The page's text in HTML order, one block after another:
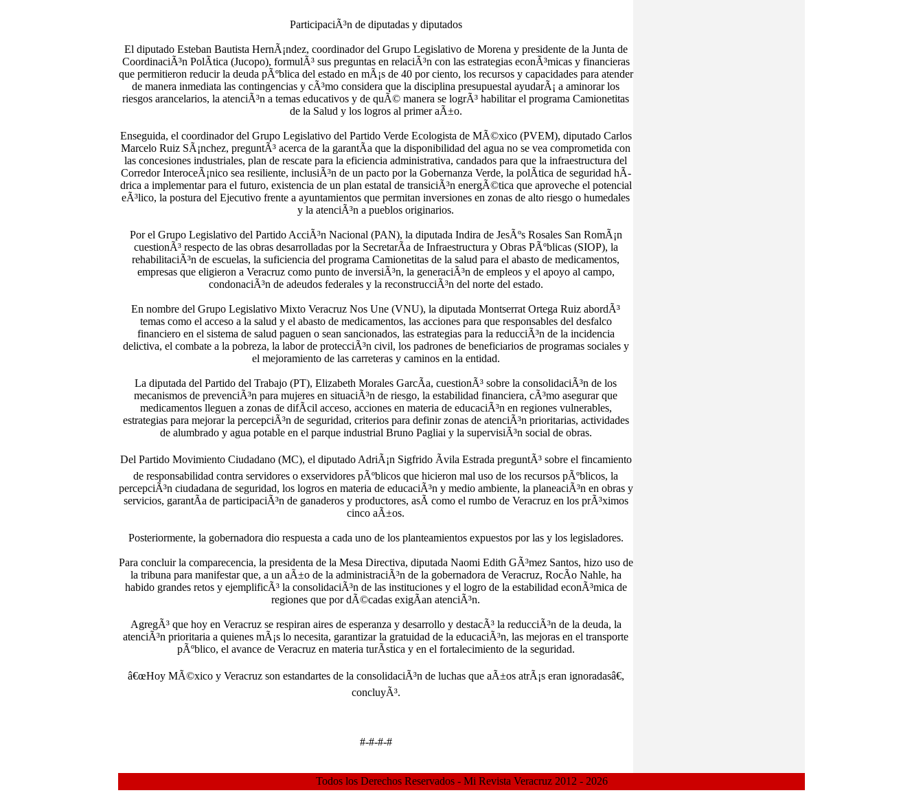
ParticipaciÃ³n de diputadas y diputados
El diputado Esteban Bautista HernÃ¡ndez, coordinador del Grupo Legislativo de Morena y presidente de la Junta de
CoordinaciÃ³n PolÃ­tica (Jucopo), formulÃ³ sus preguntas en relaciÃ³n con las estrategias econÃ³micas y financieras
que permitieron reducir la deuda pÃºblica del estado en mÃ¡s de 40 por ciento, los recursos y capacidades para atender
de manera inmediata las contingencias y cÃ³mo considera que la disciplina presupuestal ayudarÃ¡ a aminorar los
riesgos arancelarios, la atenciÃ³n a temas educativos y de quÃ© manera se logrÃ³ habilitar el programa Camionetitas
de la Salud y los logros al primer aÃ±o.
Enseguida, el coordinador del Grupo Legislativo del Partido Verde Ecologista de MÃ©xico (PVEM), diputado Carlos
Marcelo Ruiz SÃ¡nchez, preguntÃ³ acerca de la garantÃ­a que la disponibilidad del agua no se vea comprometida con
las concesiones industriales, plan de rescate para la eficiencia administrativa, candados para que la infraestructura del
Corredor InteroceÃ¡nico sea resiliente, inclusiÃ³n de un pacto por la Gobernanza Verde, la polÃ­tica de seguridad hÃ­
drica a implementar para el futuro, existencia de un plan estatal de transiciÃ³n energÃ©tica que aproveche el potencial
eÃ³lico, la postura del Ejecutivo frente a ayuntamientos que permitan inversiones en zonas de alto riesgo o humedales
y la atenciÃ³n a pueblos originarios.
Por el Grupo Legislativo del Partido AcciÃ³n Nacional (PAN), la diputada Indira de JesÃºs Rosales San RomÃ¡n
cuestionÃ³ respecto de las obras desarrolladas por la SecretarÃ­a de Infraestructura y Obras PÃºblicas (SIOP), la
rehabilitaciÃ³n de escuelas, la suficiencia del programa Camionetitas de la salud para el abasto de medicamentos,
empresas que eligieron a Veracruz como punto de inversiÃ³n, la generaciÃ³n de empleos y el apoyo al campo,
condonaciÃ³n de adeudos federales y la reconstrucciÃ³n del norte del estado.
En nombre del Grupo Legislativo Mixto Veracruz Nos Une (VNU), la diputada Montserrat Ortega Ruiz abordÃ³
temas como el acceso a la salud y el abasto de medicamentos, las acciones para que responsables del desfalco
financiero en el sistema de salud paguen o sean sancionados, las estrategias para la reducciÃ³n de la incidencia
delictiva, el combate a la pobreza, la labor de protecciÃ³n civil, los padrones de beneficiarios de programas sociales y
el mejoramiento de las carreteras y caminos en la entidad.
La diputada del Partido del Trabajo (PT), Elizabeth Morales GarcÃ­a, cuestionÃ³ sobre la consolidaciÃ³n de los
mecanismos de prevenciÃ³n para mujeres en situaciÃ³n de riesgo, la estabilidad financiera, cÃ³mo asegurar que
medicamentos lleguen a zonas de difÃ­cil acceso, acciones en materia de educaciÃ³n en regiones vulnerables,
estrategias para mejorar la percepciÃ³n de seguridad, criterios para definir zonas de atenciÃ³n prioritarias, actividades
de alumbrado y agua potable en el parque industrial Bruno Pagliai y la supervisiÃ³n social de obras.
Del Partido Movimiento Ciudadano (MC), el diputado AdriÃ¡n Sigfrido Ãvila Estrada preguntÃ³ sobre el fincamiento
de responsabilidad contra servidores o exservidores pÃºblicos que hicieron mal uso de los recursos pÃºblicos, la
percepciÃ³n ciudadana de seguridad, los logros en materia de educaciÃ³n y medio ambiente, la planeaciÃ³n en obras y
servicios, garantÃ­a de participaciÃ³n de ganaderos y productores, asÃ­ como el rumbo de Veracruz en los prÃ³ximos
cinco aÃ±os.
Posteriormente, la gobernadora dio respuesta a cada uno de los planteamientos expuestos por las y los legisladores.
Para concluir la comparecencia, la presidenta de la Mesa Directiva, diputada Naomi Edith GÃ³mez Santos, hizo uso de
la tribuna para manifestar que, a un aÃ±o de la administraciÃ³n de la gobernadora de Veracruz, RocÃ­o Nahle, ha
habido grandes retos y ejemplificÃ³ la consolidaciÃ³n de las instituciones y el logro de la estabilidad econÃ³mica de
regiones que por dÃ©cadas exigÃ­an atenciÃ³n.
AgregÃ³ que hoy en Veracruz se respiran aires de esperanza y desarrollo y destacÃ³ la reducciÃ³n de la deuda, la
atenciÃ³n prioritaria a quienes mÃ¡s lo necesita, garantizar la gratuidad de la educaciÃ³n, las mejoras en el transporte
pÃºblico, el avance de Veracruz en materia turÃ­stica y en el fortalecimiento de la seguridad.
â€œHoy MÃ©xico y Veracruz son estandartes de la consolidaciÃ³n de luchas que aÃ±os atrÃ¡s eran ignoradasâ€,
concluyÃ³.
#-#-#-#
Todos los Derechos Reservados - Mi Revista Veracruz 2012 - 2026